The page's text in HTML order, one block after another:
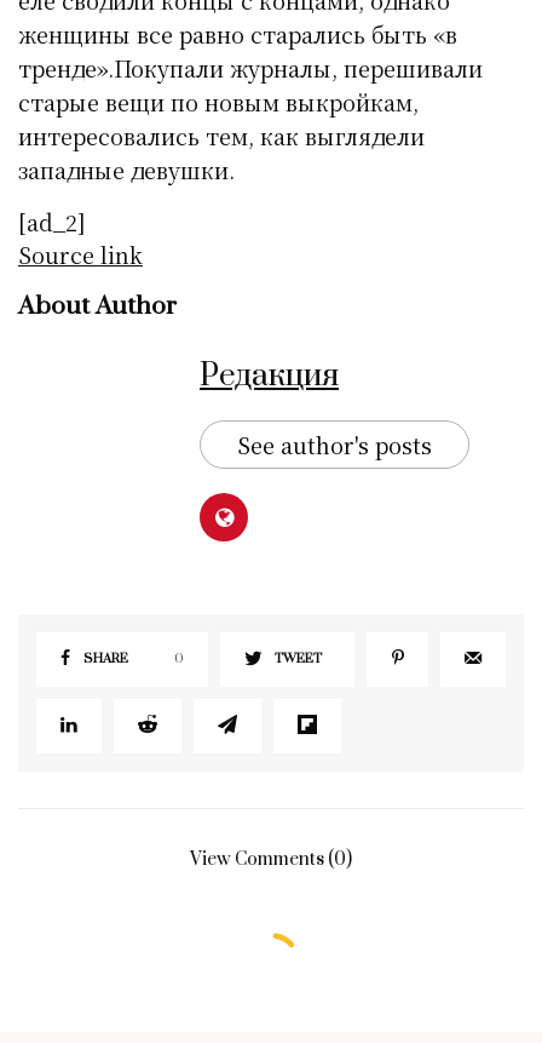
женщины все равно старались быть «в
тренде».Покупали журналы, перешивали
старые вещи по новым выкройкам,
интересовались тем, как выглядели
западные девушки.
[ad_2]
Source link
About Author
Редакция
See author's posts
SHARE 0 TWEET
View Comments (0)